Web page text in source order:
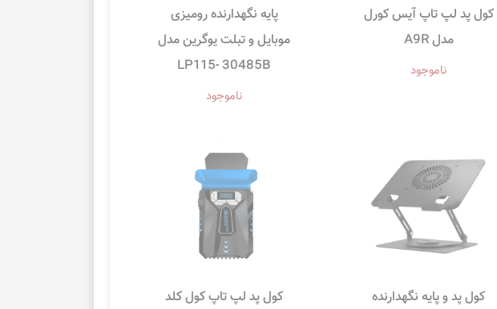
کول پد لپ تاپ آیس کورل
مدل A9R
ناموجود
پایه نگهدارنده رومیزی
موبایل و تبلت یوگرین مدل
LP115- 30485B
ناموجود
کول پد و پایه نگهدارنده
کول پد لپ تاپ کول کلد